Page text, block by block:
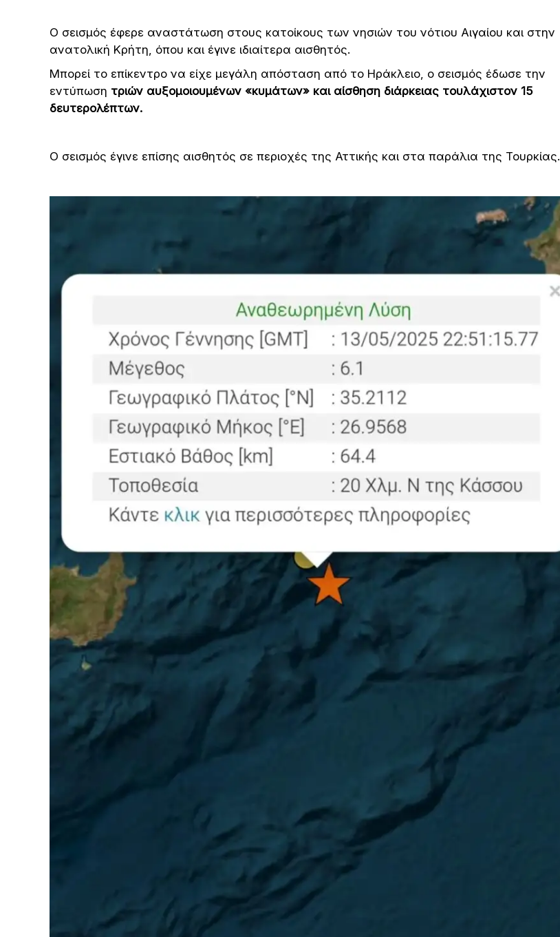
Ο σεισμός έφερε αναστάτωση στους κατοίκους των νησιών του νότιου Αιγαίου και στην
ανατολική Κρήτη, όπου και έγινε ιδιαίτερα αισθητός.
Μπορεί το επίκεντρο να είχε μεγάλη απόσταση από το Ηράκλειο, ο σεισμός έδωσε την
εντύπωση τριών αυξομοιουμένων «κυμάτων» και αίσθηση διάρκειας τουλάχιστον 15
δευτερολέπτων.
Ο σεισμός έγινε επίσης αισθητός σε περιοχές της Αττικής και στα παράλια της Τουρκίας.